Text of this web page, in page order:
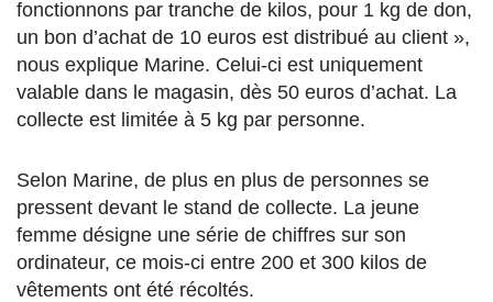
fonctionnons par tranche de kilos, pour 1 kg de don,
un bon d’achat de 10 euros est distribué au client »,
nous explique Marine. Celui-ci est uniquement
valable dans le magasin, dès 50 euros d’achat. La
collecte est limitée à 5 kg par personne.
Selon Marine, de plus en plus de personnes se
pressent devant le stand de collecte. La jeune
femme désigne une série de chiffres sur son
ordinateur, ce mois-ci entre 200 et 300 kilos de
vêtements ont été récoltés.